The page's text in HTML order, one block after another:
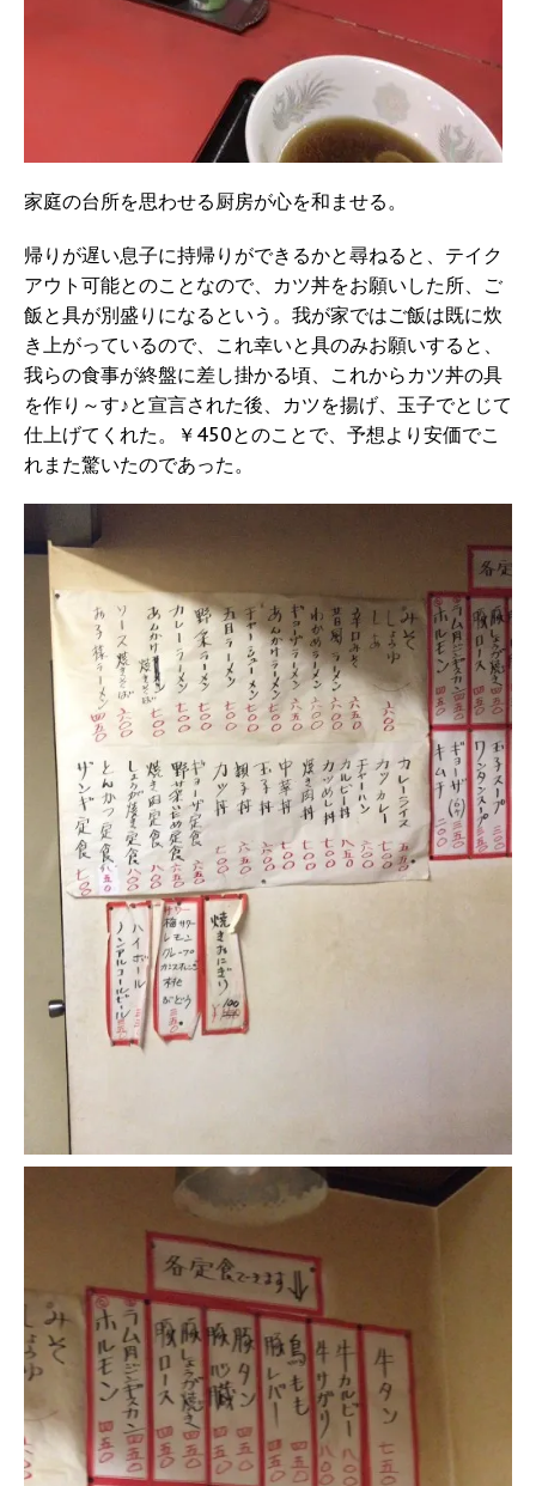
家庭の台所を思わせる厨房が心を和ませる。
帰りが遅い息子に持帰りができるかと尋ねると、テイク
アウト可能とのことなので、カツ丼をお願いした所、ご
飯と具が別盛りになるという。我が家ではご飯は既に炊
き上がっているので、これ幸いと具のみお願いすると、
我らの食事が終盤に差し掛かる頃、これからカツ丼の具
を作り～す♪と宣言された後、カツを揚げ、玉子でとじて
仕上げてくれた。￥450とのことで、予想より安価でこ
れまた驚いたのであった。